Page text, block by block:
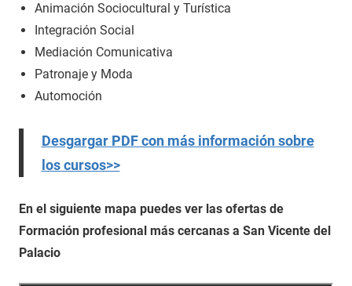
Animación Sociocultural y Turística
Integración Social
Mediación Comunicativa
Patronaje y Moda
Automoción
Desgargar PDF con más información sobre
los cursos>>
En el siguiente mapa puedes ver las ofertas de
Formación profesional más cercanas a San Vicente del
Palacio